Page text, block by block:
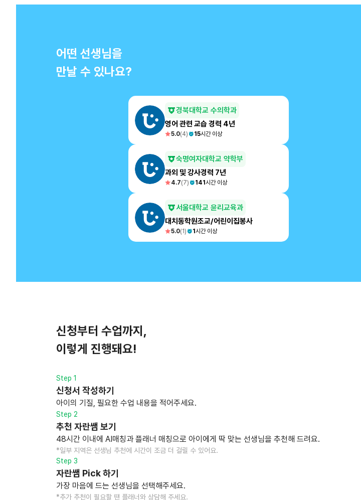
어떤 선생님을
만날 수 있나요?
경북대학교 수의학과
영어 관련 교습 경력 4년
5.0(4) 15시간 이상
숙명여자대학교 약학부
과외 및 강사경력 7년
4.7(7) 141시간 이상
서울대학교 윤리교육과
대치동학원조교/어린이집봉사
5.0(1) 1시간 이상
신청부터 수업까지,
이렇게 진행돼요!
Step 1
신청서 작성하기
아이의 기질, 필요한 수업 내용을 적어주세요.
Step 2
추천 자란쌤 보기
48시간 이내에 AI매칭과 플래너 매칭으로 아이에게 딱 맞는 선생님을 추천해 드려요.
*일부 지역은 선생님 추천에 시간이 조금 더 걸릴 수 있어요.
Step 3
자란쌤 Pick 하기
가장 마음에 드는 선생님을 선택해주세요.
*추가 추천이 필요할 땐 플래너와 상담해 주세요.